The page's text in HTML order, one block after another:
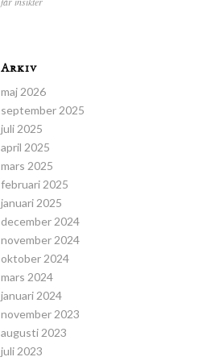
Arkiv
maj 2026
september 2025
juli 2025
april 2025
mars 2025
februari 2025
januari 2025
december 2024
november 2024
oktober 2024
mars 2024
januari 2024
november 2023
augusti 2023
juli 2023